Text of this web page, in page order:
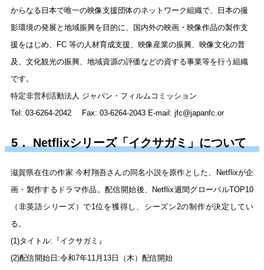
からなる日本で唯一の映像支援団体のネットワーク組織で、日本の撮
影環境の発展と地域振興を目的に、国内外の映画・映像作品の製作支
援をはじめ、FC 等の人材育成支援、映像産業の振興、映像文化の普
及、文化観光の振興、地域資源の評価などの資する事業等を行う組織
です。
特定非営利活動法人 ジャパン・フィルムコミッション
Tel: 03-6264-2042
Fax: 03-6264-2043 E-mail: jfc@japanfc.or
5． Netflixシリーズ「イクサガミ」について
滋賀県在住の作家 今村翔吾さんの同名小説を原作とした、Netflixが企
画・製作するドラマ作品。配信開始後、Netflix週間グローバルTOP10
（非英語シリーズ）で1位を獲得し、シーズン2の制作が決定してい
る。
(1)タイトル:『イクサガミ』
(2)配信開始日:令和7年11月13日（木）配信開始